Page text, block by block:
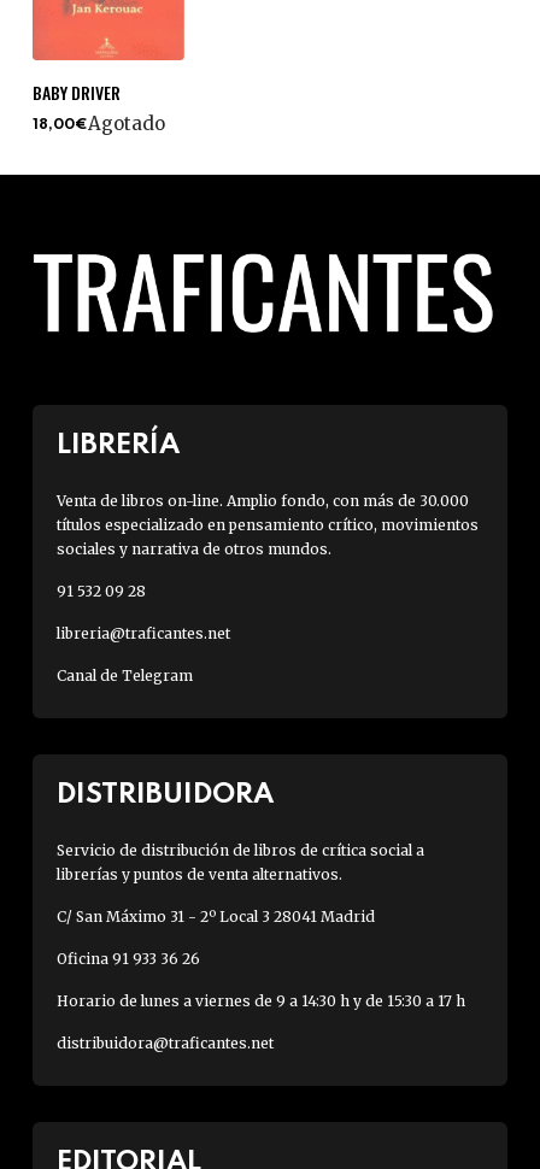
BABY DRIVER
18,00€Agotado
LIBRERÍA
Venta de libros on-line. Amplio fondo, con más de 30.000
títulos especializado en pensamiento crítico, movimientos
sociales y narrativa de otros mundos.
91 532 09 28
libreria@traficantes.net
Canal de Telegram
DISTRIBUIDORA
Servicio de distribución de libros de crítica social a
librerías y puntos de venta alternativos.
C/ San Máximo 31 - 2º Local 3 28041 Madrid
Oficina 91 933 36 26
Horario de lunes a viernes de 9 a 14:30 h y de 15:30 a 17 h
distribuidora@traficantes.net
EDITORIAL